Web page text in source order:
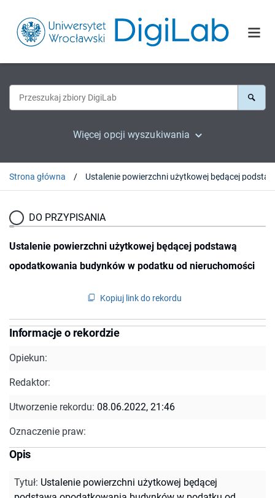
Więcej opcji wyszukiwania
Strona główna
DO PRZYPISANIA
Ustalenie powierzchni użytkowej będącej podstawą
opodatkowania budynków w podatku od nieruchomości
Kopiuj link do rekordu
Informacje o rekordzie
Opiekun:
Redaktor:
Utworzenie rekordu: 08.06.2022, 21:46
Oznaczenie praw:
Opis
Tytuł: Ustalenie powierzchni użytkowej będącej